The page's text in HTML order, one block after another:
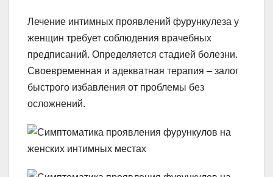
Лечение интимных проявлений фурункулеза у
женщин требует соблюдения врачебных
предписаний. Определяется стадией болезни.
Своевременная и адекватная терапия – залог
быстрого избавления от проблемы без
осложнений.